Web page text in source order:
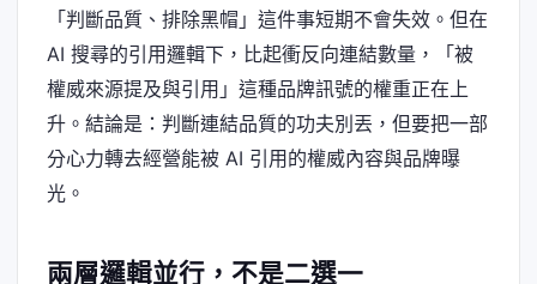
「判斷品質、排除黑帽」這件事短期不會失效。但在
AI 搜尋的引用邏輯下，比起衝反向連結數量，「被
權威來源提及與引用」這種品牌訊號的權重正在上
升。結論是：判斷連結品質的功夫別丟，但要把一部
分心力轉去經營能被 AI 引用的權威內容與品牌曝
光。
兩層邏輯並行，不是二選一